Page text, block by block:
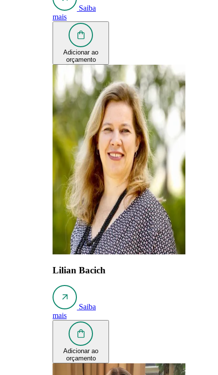
Saiba
mais
Adicionar ao
orçamento
Lilian Bacich
Saiba
mais
Adicionar ao
orçamento